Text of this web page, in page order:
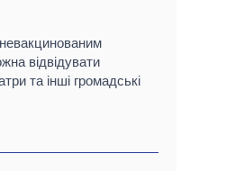
відвідувати
та інші громадські